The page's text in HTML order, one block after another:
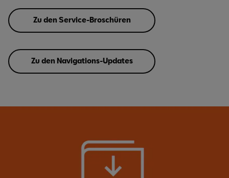
Zu den Service-Broschüren
Zu den Navigations-Updates